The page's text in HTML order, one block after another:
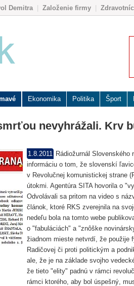
Demitra| Založenie firmy
Ekonomika Politika Šport
nevyhrážali. Krv
1.8.2011 Rádiožurnál Slovenského
informáciu o tom, že slovenskí
v Revolučnej komunistickej strane
útokmi. Agentúra SITA hovorila o
Odvolávali sa pritom na video s
článok, ktoré RKS zverejnila na
nedeľu bola na tomto webe
o "fabuláciách" a "znôške
žiadnom mieste netvrdí, že použije
Radičovej či proti politickým a
ale, že je na základe svojho
že tieto "elity" padnú v rámci
rámci ktorého, aby bol úspešný,